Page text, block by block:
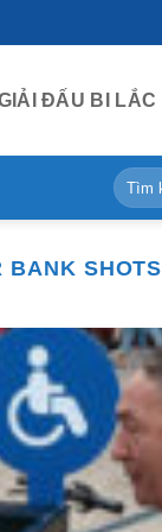
ĐẤU BI LẮC
Tìm
kiếm:
BANK SHOTS